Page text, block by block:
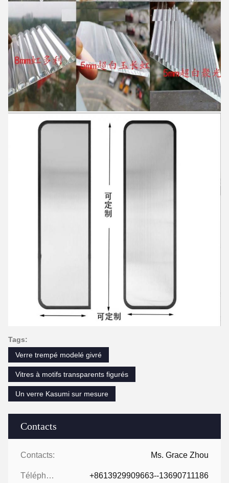
Contacts
Contacts: Ms. Grace Zhou
Téléphone: +8613929909663--13690711186
Tags:
Verre trempé modelé givré
Vitres à motifs transparents figurés
Un verre Kasumi sur mesure